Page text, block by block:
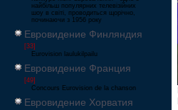
найбільш популярних телевізійних
шоу в світі, проводиться щорічно,
починаючи з 1956 року
Евровидение Финляндия
[33]
Eurovision laulukilpailu
Евровидение Франция
[49]
Concours Eurovision de la chanson
Евровидение Хорватия